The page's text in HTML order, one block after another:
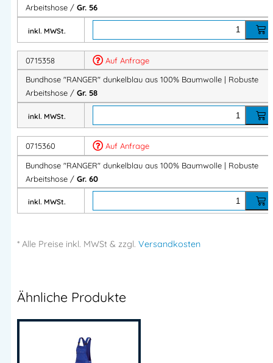
Robuste Verarbeitung
Hohe Bewegungsfreiheit
Langlebig und pflegeleicht
Zuverlässige Arbeitskleidung für Profis.
Produktvorteile auf einen Blick
✔ 100 % Baumwolle
✔ Strapazierfähige Verarbeitung
✔ Verstärkte Taschen
✔ Robuste Dreifachnähte
✔ Verlängerbare Schrittlänge
✔ Hoher Tragekomfort
Material:100 % Baumwolle
Gewicht:
300 g/m²
Ausstattung:
Seitentaschen
Gesäßtaschen
Arbeitshose / Gr. 56
inkl. MWSt.
0715358
Auf Anfrage
Bundhose "RANGER" dunkelblau aus 100% Baumwolle | Robuste
Arbeitshose / Gr. 58
inkl. MWSt.
0715360
Auf Anfrage
Bundhose "RANGER" dunkelblau aus 100% Baumwolle | Robuste
Arbeitshose / Gr. 60
inkl. MWSt.
* Alle Preise inkl. MWSt & zzgl. Versandkosten
Ähnliche Produkte